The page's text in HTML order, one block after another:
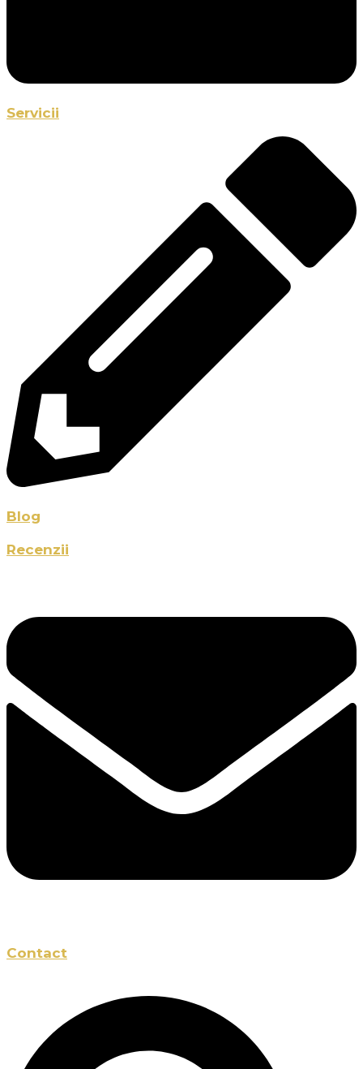
Servicii
Blog
Recenzii
Contact